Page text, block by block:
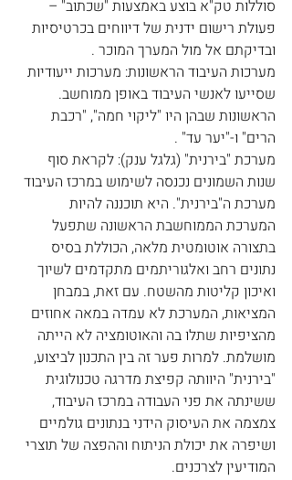
סוללות טק"א בוצע באמצעות "שכתוב" –
פעולת רישום ידנית של דיווחים בכרטיסיות
ובדיקתם אל מול המערך המוכר .
מערכות העיבוד הראשונות: מערכות ייעודיות
שסייעו לאנשי העיבוד באופן ממוחשב.
הראשונות שבהן היו "ליקוי חמה", "רכבת
הרים" ו-"יער עד" .
מערכת "בירנית" (גלגל ענק): לקראת סוף
שנות השמונים נכנסה לשימוש במרכז העיבוד
מערכת ה"בירנית". היא תוכננה להיות
המערכת הממוחשבת הראשונה שתפעל
בתצורה אוטומטית מלאה, הכוללת בסיס
נתונים רחב ואלגוריתמים מתקדמים לשיוך
ואיכון קליטות מהשטח. עם זאת, במבחן
המציאות, המערכת לא עמדה במאה אחוזים
מהציפיות שתלו בה והאוטומציה לא הייתה
מושלמת. למרות פער זה בין התכנון לביצוע,
"בירנית" היוותה קפיצת מדרגה טכנולוגית
ששינתה את פני העבודה במרכז העיבוד,
צמצמה את העיסוק הידני בנתונים גולמיים
ושיפרה את יכולת הניתוח וההפצה של תוצרי
המודיעין לצרכנים.